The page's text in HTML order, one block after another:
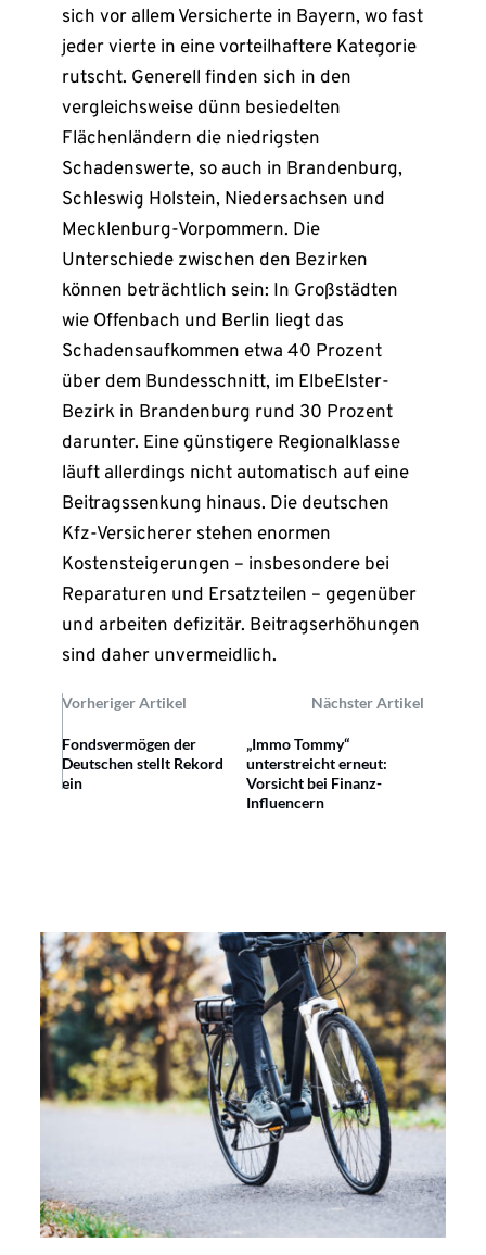
sich vor allem Versicherte in Bayern, wo fast
jeder vierte in eine vorteilhaftere Kategorie
rutscht. Generell finden sich in den
vergleichsweise dünn besiedelten
Flächenländern die niedrigsten
Schadenswerte, so auch in Brandenburg,
Schleswig Holstein, Niedersachsen und
Mecklenburg-Vorpommern. Die
Unterschiede zwischen den Bezirken
können beträchtlich sein: In Großstädten
wie Offenbach und Berlin liegt das
Schadensaufkommen etwa 40 Prozent
über dem Bundesschnitt, im ElbeElster-
Bezirk in Brandenburg rund 30 Prozent
darunter. Eine günstigere Regionalklasse
läuft allerdings nicht automatisch auf eine
Beitragssenkung hinaus. Die deutschen
Kfz-Versicherer stehen enormen
Kostensteigerungen – insbesondere bei
Reparaturen und Ersatzteilen – gegenüber
und arbeiten defizitär. Beitragserhöhungen
sind daher unvermeidlich.
Vorheriger Artikel Nächster Artikel
Fondsvermögen der
Deutschen stellt Rekord
ein
„Immo Tommy“
unterstreicht erneut:
Vorsicht bei Finanz-
Influencern